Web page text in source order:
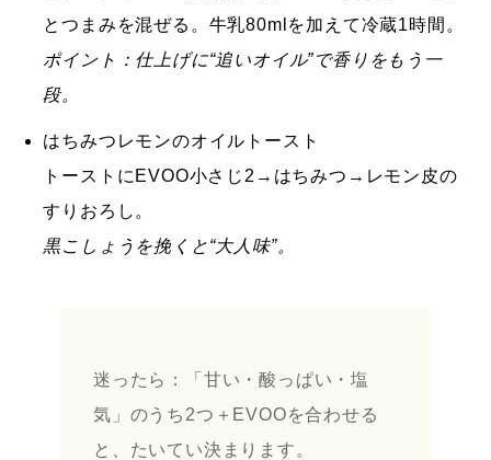
とつまみを混ぜる。牛乳80mlを加えて冷蔵1時間。
ポイント：仕上げに“追いオイル”で香りをもう一
段。
はちみつレモンのオイルトースト
トーストに EVOO小さじ2 →はちみつ→レモン皮の
すりおろし。
黒こしょうを挽くと“大人味”。
迷ったら：
「甘い・酸っぱい・塩
気」のうち2つ＋EVOOを合わせる
と、たいてい決まります。